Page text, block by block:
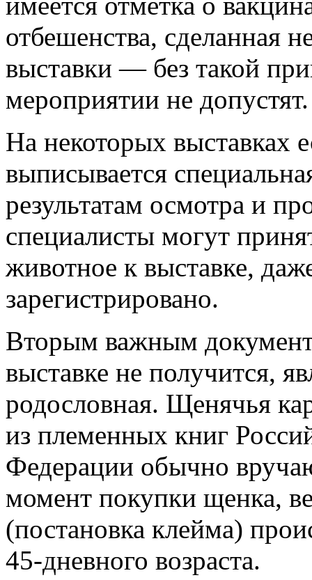
отбешенства, сделанная
выставки — без такой
мероприятии не допустят.
На некоторых выставках
выписывается
результатам осмотра и
специалисты могут
животное к выставке,
зарегистрировано.
Вторым важным
выставке не получится,
родословная. Щенячья
из племенных книг
Федерации обычно
момент покупки щенка,
(постановка клейма)
45-дневного возраста.